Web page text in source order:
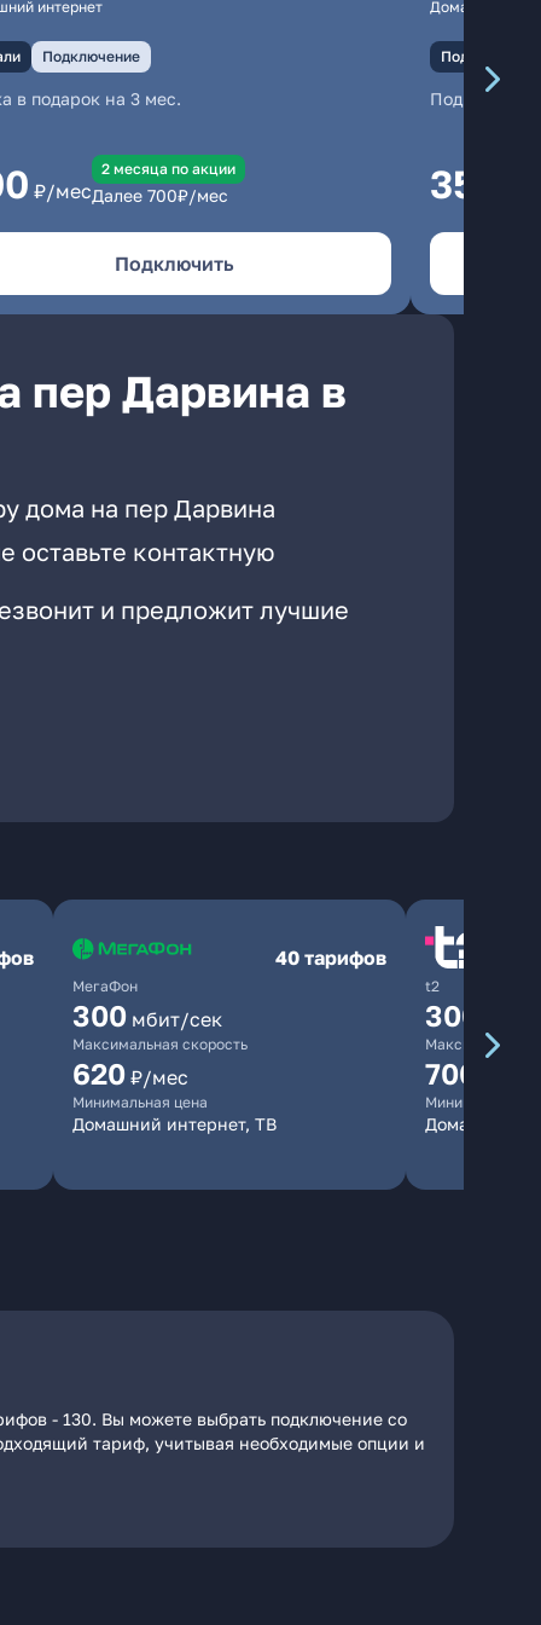
интернет
Подключение
в подарок на 3 мес.
₽/мес
2 месяцa по акции
Далее 700₽/мес
Подключить
Домашний
Подключение
350
пер Дарвина в
дома на пер Дарвина
оставьте контактную
и предложит лучшие
МегаФон
40 тарифов
300 мбит/сек
Максимальная скорость
620 ₽/мес
Минимальная цена
Домашний интернет, ТВ
t2
300
Максимальная
700
Минимальная
Домашний
- 130. Вы можете выбрать подключение со
тариф, учитывая необходимые опции и